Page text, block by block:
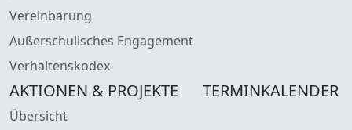
Vereinbarung
Außerschulisches Engagement
Verhaltenskodex
AKTIONEN & PROJEKTE
Übersicht
TERMINKALENDER